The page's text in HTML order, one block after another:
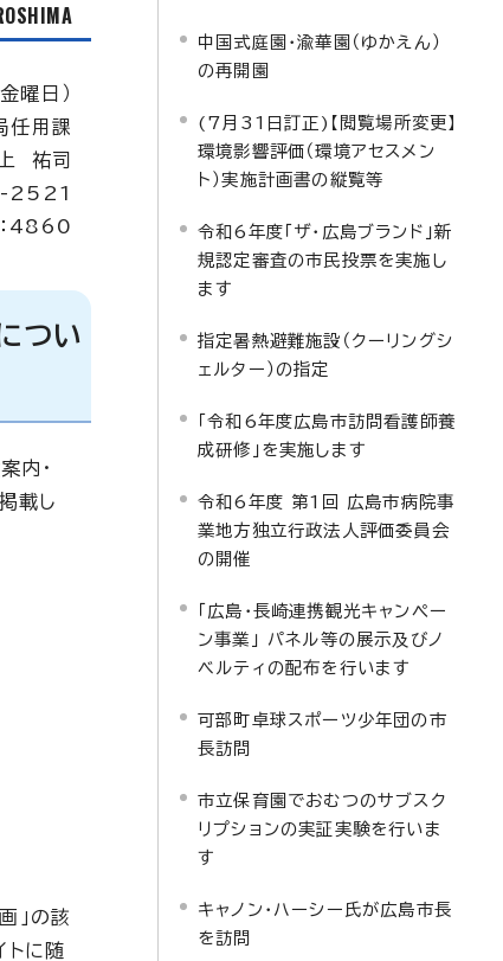
曜日）
任用課
祐司
2521
4860
つい
内・
載し
」の該
トに随
中国式庭園・渝華園（ゆかえん）
の再開園
(7月31日訂正)【閲覧場所変更】
環境影響評価（環境アセスメン
ト）実施計画書の縦覧等
令和6年度「ザ・広島ブランド」新
規認定審査の市民投票を実施し
ます
指定暑熱避難施設（クーリングシ
ェルター）の指定
「令和6年度広島市訪問看護師養
成研修」を実施します
令和6年度 第1回 広島市病院事
業地方独立行政法人評価委員会
の開催
「広島・長崎連携観光キャンペー
ン事業」 パネル等の展示及びノ
ベルティの配布を行います
可部町卓球スポーツ少年団の市
長訪問
市立保育園でおむつのサブスク
リプションの実証実験を行いま
す
キャノン・ハーシー氏が広島市長
を訪問